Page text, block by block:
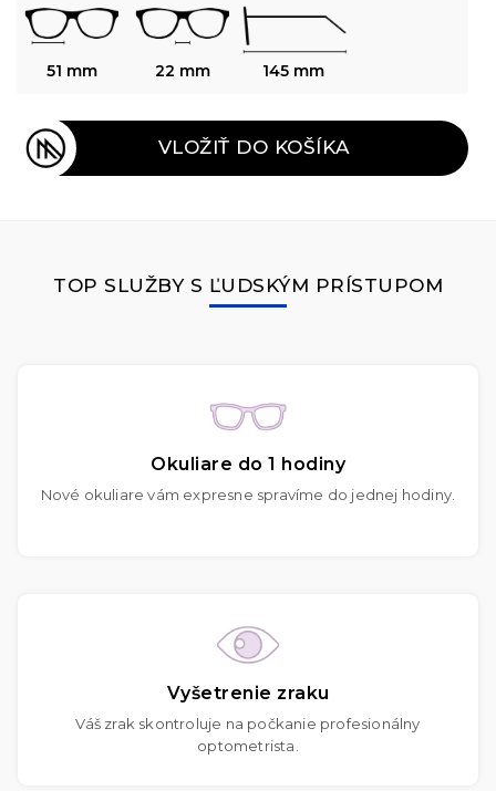
51 mm 22 mm 145 mm
VLOŽIŤ DO KOŠÍKA
TOP SLUŽBY S ĽUDSKÝM PRÍSTUPOM
Okuliare do 1 hodiny
Nové okuliare vám expresne spravíme do jednej hodiny.
Vyšetrenie zraku
Váš zrak skontroluje na počkanie profesionálny
optometrista.